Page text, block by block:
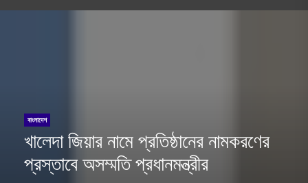
বাংলাদেশ
খালেদা জিয়ার নামে প্রতিষ্ঠানের নামকরণের
প্রস্তাবে অসম্মতি প্রধানমন্ত্রীর